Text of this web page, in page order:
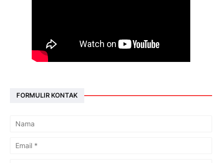
FORMULIR KONTAK